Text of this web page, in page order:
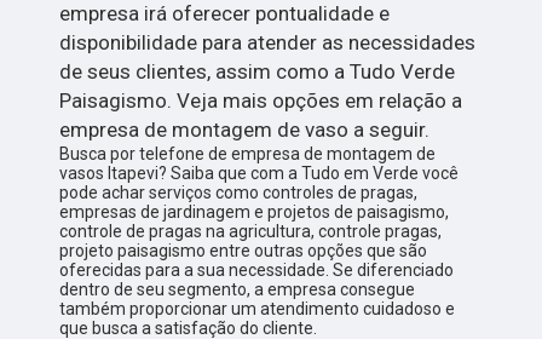
empresa irá oferecer pontualidade e
disponibilidade para atender as necessidades
de seus clientes, assim como a Tudo Verde
Paisagismo. Veja mais opções em relação a
empresa de montagem de vaso a seguir.
Busca por telefone de empresa de montagem de
vasos Itapevi? Saiba que com a Tudo em Verde você
pode achar serviços como controles de pragas,
empresas de jardinagem e projetos de paisagismo,
controle de pragas na agricultura, controle pragas,
projeto paisagismo entre outras opções que são
oferecidas para a sua necessidade. Se diferenciado
dentro de seu segmento, a empresa consegue
também proporcionar um atendimento cuidadoso e
que busca a satisfação do cliente.